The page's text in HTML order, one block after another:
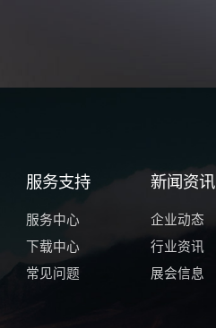
服务支持
服务中心
下载中心
常见问题
新闻资讯
企业动态
行业资讯
展会信息